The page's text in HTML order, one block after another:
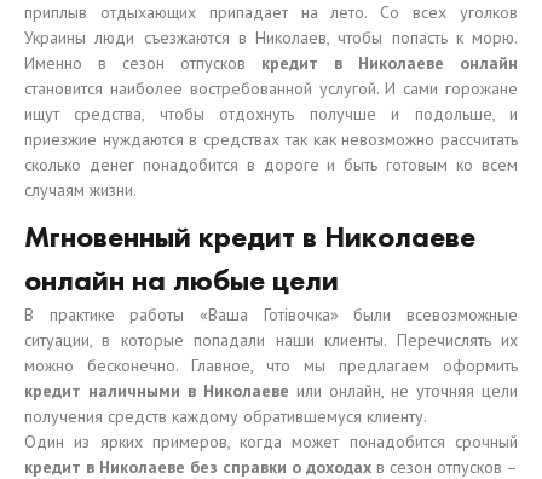
приплыв отдыхающих припадает на лето. Со всех уголков
Украины люди съезжаются в Николаев, чтобы попасть к морю.
Именно в сезон отпусков кредит в Николаеве онлайн
становится наиболее востребованной услугой. И сами горожане
ищут средства, чтобы отдохнуть получше и подольше, и
приезжие нуждаются в средствах так как невозможно рассчитать
сколько денег понадобится в дороге и быть готовым ко всем
случаям жизни.
Мгновенный кредит в Николаеве
онлайн на любые цели
В практике работы «Ваша Готівочка» были всевозможные
ситуации, в которые попадали наши клиенты. Перечислять их
можно бесконечно. Главное, что мы предлагаем оформить
кредит наличными в Николаеве или онлайн, не уточняя цели
получения средств каждому обратившемуся клиенту.
Один из ярких примеров, когда может понадобится срочный
кредит в Николаеве без справки о доходах в сезон отпусков –